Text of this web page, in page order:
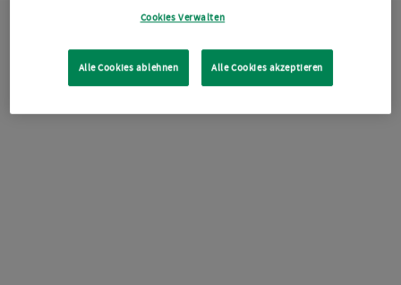
Cookies Verwalten
Alle Cookies ablehnen Alle Cookies akzeptieren